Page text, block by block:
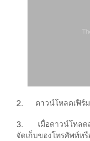
2. ดาวน์โหลดเฟิร์
3. เมื่อดาวน์โหลด
จัดเก็บของโทรศัพท์หรื